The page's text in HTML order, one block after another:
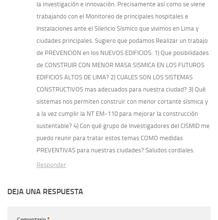
la investigación e innovación. Precisamente así como se viene
trabajando con el Monitoreo de principales hospitales e
Instalaciones ante el Silencio Sísmico que vivimos en Lima y
ciudades principales. Sugiero que podamos Realizar un trabajo
de PREVENCION en los NUEVOS EDIFICIOS: 1) Que posibilidades
de CONSTRUIR CON MENOR MASA SISMICA EN LOS FUTUROS
EDIFICIOS ALTOS DE LIMA? 2) CUALES SON LOS SISTEMAS
CONSTRUCTIVOS mas adecuados para nuestra ciudad? 3) Qué
sistemas nos permiten construir con menor cortante sísmica y
a la vez cumplir la NT EM-110 para mejorar la construcción
sustentable? 4) Con qué grupo de Investigadores del CISMID me
puedo reunir para tratar estos temas COMO medidas
PREVENTIVAS para nuestras ciudades? Saludos cordiales.
Responder
DEJA UNA RESPUESTA